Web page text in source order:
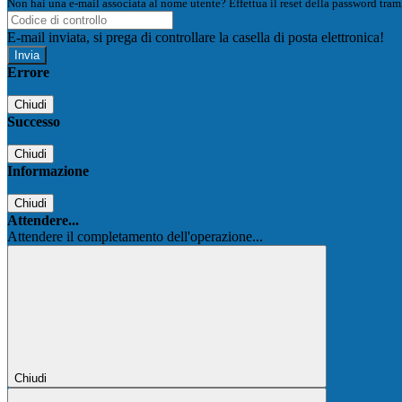
Non hai una e-mail associata al nome utente? Effettua il reset della password
E-mail inviata, si prega di controllare la casella di posta elettronica!
Errore
Chiudi
Successo
Chiudi
Informazione
Chiudi
Attendere...
Attendere il completamento dell'operazione...
Chiudi